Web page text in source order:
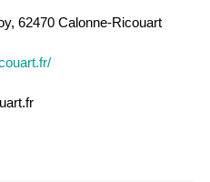
62470 Calonne-Ricouart